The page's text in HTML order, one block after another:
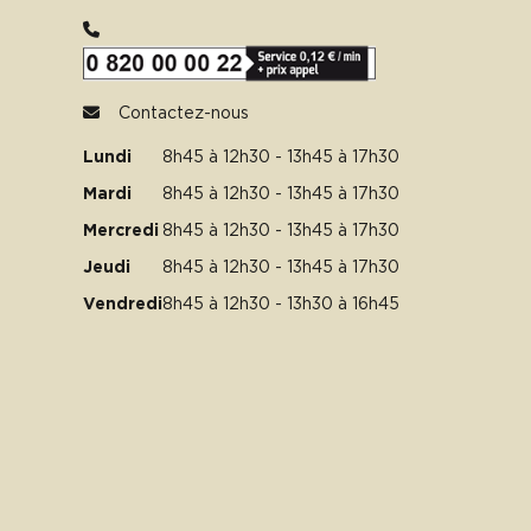
Contactez-nous
Lundi 8h45 à 12h30 - 13h45 à 17h30
Mardi 8h45 à 12h30 - 13h45 à 17h30
Mercredi 8h45 à 12h30 - 13h45 à 17h30
Jeudi 8h45 à 12h30 - 13h45 à 17h30
Vendredi8h45 à 12h30 - 13h30 à 16h45